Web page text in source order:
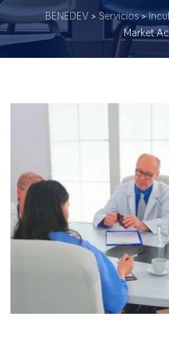
BENEDEV > Servicios>
Market